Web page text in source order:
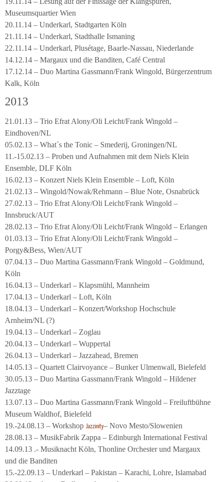
Museumsquartier Wien
20.11.14 – Underkarl, Stadtgarten Köln
21.11.14 – Underkarl, Stadthalle Ismaning
22.11.14 – Underkarl, Plusétage, Baarle-Nassau, Niederlande
14.12.14 – Margaux und die Banditen, Café Central
17.12.14 – Duo Martina Gassmann/Frank Wingold, Bürgerzentrum
Kalk, Köln
2013
21.01.13 – Trio Efrat Alony/Oli Leicht/Frank Wingold –
Eindhoven/NL
05.02.13 – What´s the Tonic – Smederij, Groningen/NL
11.-15.02.13 – Proben und Aufnahmen mit dem Niels Klein
Ensemble, DLF Köln
16.02.13 – Konzert Niels Klein Ensemble – Loft, Köln
21.02.13 – Wingold/Nowak/Rehmann – Blue Note, Osnabrück
27.02.13 – Trio Efrat Alony/Oli Leicht/Frank Wingold –
Innsbruck/AUT
28.02.13 – Trio Efrat Alony/Oli Leicht/Frank Wingold – Erlangen
01.03.13 – Trio Efrat Alony/Oli Leicht/Frank Wingold –
Porgy&Bess, Wien/AUT
07.04.13 – Duo Martina Gassmann/Frank Wingold – Goldmund,
Köln
16.04.13 – Underkarl – Klapsmühl, Mannheim
17.04.13 – Underkarl – Loft, Köln
18.04.13 – Underkarl – Konzert/Workshop Hochschule
Arnheim/NL (?)
19.04.13 – Underkarl – Zoglau
20.04.13 – Underkarl – Wuppertal
26.04.13 – Underkarl – Jazzahead, Bremen
14.05.13 – Quartett Clairvoyance – Bunker Ulmenwall, Bielefeld
30.05.13 – Duo Martina Gassmann/Frank Wingold – Hildener
Jazztage
13.07.13 – Duo Martina Gassmann/Frank Wingold – Freiluftbühne
Museum Waldhof, Bielefeld
19.-24.08.13 – Workshop Jazzinity– Novo Mesto/Slowenien
28.08.13 – MusikFabrik Zappa – Edinburgh International Festival
14.09.13 .- Musiknacht Köln, Thonline Orchester und Margaux
und die Banditen
15.-22.09.13 – Underkarl – Pakistan – Karachi, Lohre, Islamabad